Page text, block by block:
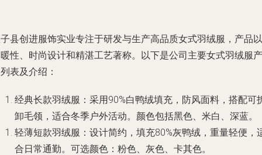
县创进服饰实业专注于研发与生产高品质女式羽绒服，产品以
性、时尚设计和精湛工艺著称。以下是公司主要女式羽绒服产
表及介绍：
经典长款羽绒服 ：采用90%白鸭绒填充，防风面料，搭配可
卸毛领，适合冬季户外活动。颜色包括黑色、米白、深蓝。
轻薄短款羽绒服 ：设计简约，填充80%灰鸭绒，重量轻便，
合日常通勤。可选颜色：粉色、灰色、卡其色。